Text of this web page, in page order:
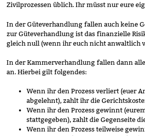
Zivilprozessen üblich. Ihr müsst nur eure
In der Güteverhandlung fallen auch keine
zur Güteverhandlung ist das finanzielle
gleich null (wenn ihr euch nicht anwaltlich
In der Kammerverhandlung fallen dann
an. Hierbei gilt folgendes:
Wenn ihr den Prozess verliert (euer
abgelehnt), zahlt ihr die
Wenn ihr den Prozess gewinnt
stattgegeben), zahlt die Gegenseite
Wenn ihr den Prozess teilweise